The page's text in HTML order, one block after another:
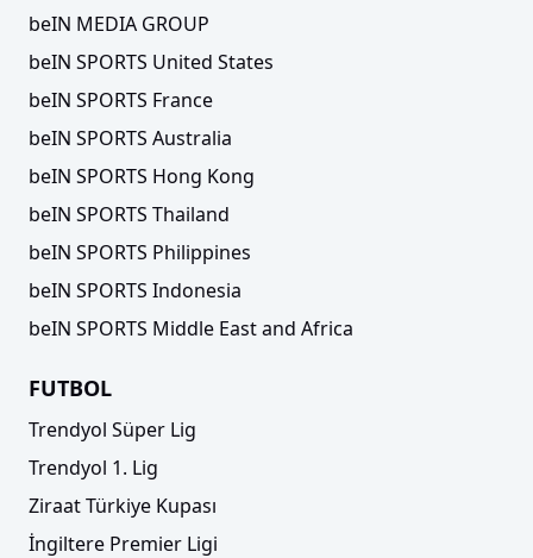
beIN MEDIA GROUP
beIN SPORTS United States
beIN SPORTS France
beIN SPORTS Australia
beIN SPORTS Hong Kong
beIN SPORTS Thailand
beIN SPORTS Philippines
beIN SPORTS Indonesia
beIN SPORTS Middle East and Africa
FUTBOL
Trendyol Süper Lig
Trendyol 1. Lig
Ziraat Türkiye Kupası
İngiltere Premier Ligi